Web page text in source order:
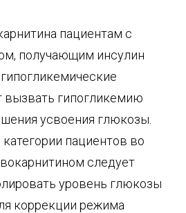
пациентам с
получающим инсулин
вызвать гипогликемию
усвоения глюкозы.
пациентов во
следует
уровень глюкозы
коррекции режима